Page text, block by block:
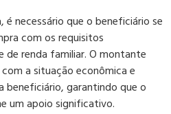
necessário que o beneficiário se
com os requisitos
renda familiar. O montante
a situação econômica e
beneficiário, garantindo que o
um apoio significativo.